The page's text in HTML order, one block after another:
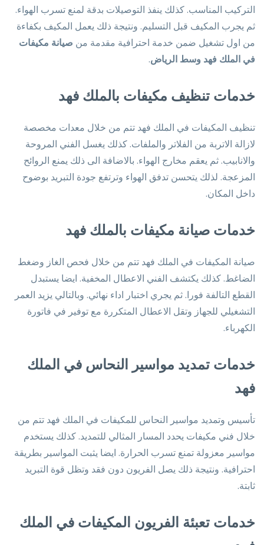
التركيب المناسب. كذلك ينفذ التوصيلات بدقة لمنع تسرب الهواء.
ثم يجرب المكيف قبل التسليم. ونتيجة ذلك يعمل المكيف بكفاءة
من اول تشغيل ضمن خدمة احترافية مقدمة من صيانة مكيفات
في الملك فهد وسط الرياض.
خدمات تنظيف مكيفات بالملك فهد
تنظيف المكيفات في الملك فهد تتم من خلال معدات مخصصة
لازالة الاتربة من الفلاتر والملفات. كذلك يغسل الفني المروحة
والانابيب. ثم يعقم مخارج الهواء. بالاضافة الى ذلك يمنع الروائح
المزعجة. لذلك يتحسن تدفق الهواء وترتفع جودة التبريد بوضوح
داخل المكان.
خدمات صيانة مكيفات بالملك فهد
صيانة المكيفات في الملك فهد تتم من خلال فحص الغاز وضغط
الضاغط. كذلك يكتشف الفني الاعطال المخفية. ايضا يستبدل
القطع التالفة فورا. ثم يجري اختبار اداء نهائي. وبالتالي يزيد العمر
التشغيلي للجهاز وتقل الاعطال المتكررة مع توفير في فاتورة
الكهرباء.
خدمات تمديد مواسير النحاس في الملك
فهد
تأسيس وتمديد مواسير النحاس للمكيفات في الملك فهد تتم من
خلال فني مكيفات يحدد المسار المثالي للتمديد. كذلك يستخدم
مواسير معزولة تمنع تسرب الحرارة. ايضا يثبت المواسير بطريقة
احترافية. ونتيجة ذلك يصل الفريون دون فقد وتظل قوة التبريد
ثابتة.
خدمات تعبئة الفريون المكيفات في الملك